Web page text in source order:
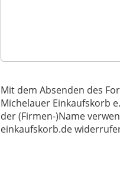
Mit dem Absenden des
Michelauer Einkaufskorb
der (Firmen-)Name
einkaufskorb.de